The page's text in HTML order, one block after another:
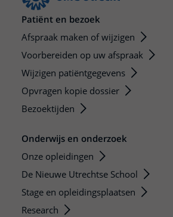
Patiënt en bezoek
Afspraak maken of wijzigen
Voorbereiden op uw afspraak
Wijzigen patiëntgegevens
Opvragen kopie dossier
Bezoektijden
Onderwijs en onderzoek
Onze opleidingen
De Nieuwe Utrechtse School
Stage en opleidingsplaatsen
Research